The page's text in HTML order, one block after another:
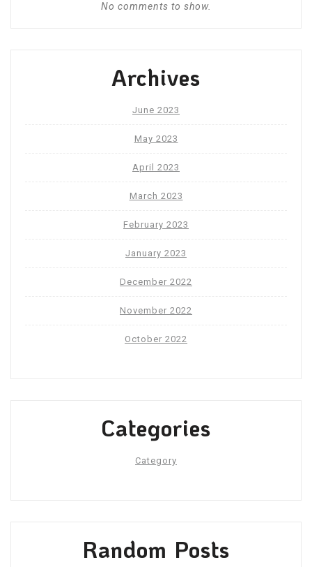
No comments to show.
Archives
June 2023
May 2023
April 2023
March 2023
February 2023
January 2023
December 2022
November 2022
October 2022
Categories
Category
Random Posts